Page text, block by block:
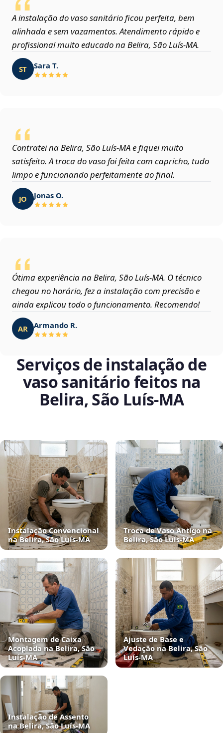
A instalação do vaso sanitário ficou perfeita, bem
alinhada e sem vazamentos. Atendimento rápido e
profissional muito educado na Belira, São Luís‑MA.
ST Sara T.
Contratei na Belira, São Luís‑MA e fiquei muito
satisfeito. A troca do vaso foi feita com capricho, tudo
limpo e funcionando perfeitamente ao final.
JO Jonas O.
Ótima experiência na Belira, São Luís‑MA. O técnico
chegou no horário, fez a instalação com precisão e
ainda explicou todo o funcionamento. Recomendo!
AR Armando R.
Serviços de instalação de
vaso sanitário feitos na
Belira, São Luís‑MA
Instalação Convencional
na Belira, São Luís‑MA
Troca de Vaso Antigo na
Belira, São Luís‑MA
Montagem de Caixa
Acoplada na Belira, São
Luís‑MA
Ajuste de Base e
Vedação na Belira, São
Luís‑MA
Instalação de Assento
na Belira, São Luís‑MA